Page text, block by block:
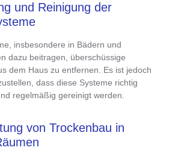
und Reinigung der
insbesondere in Bädern und
dazu beitragen, überschüssige
dem Haus zu entfernen. Es ist jedoch
dass diese Systeme richtig
regelmäßig gereinigt werden.
von Trockenbau in